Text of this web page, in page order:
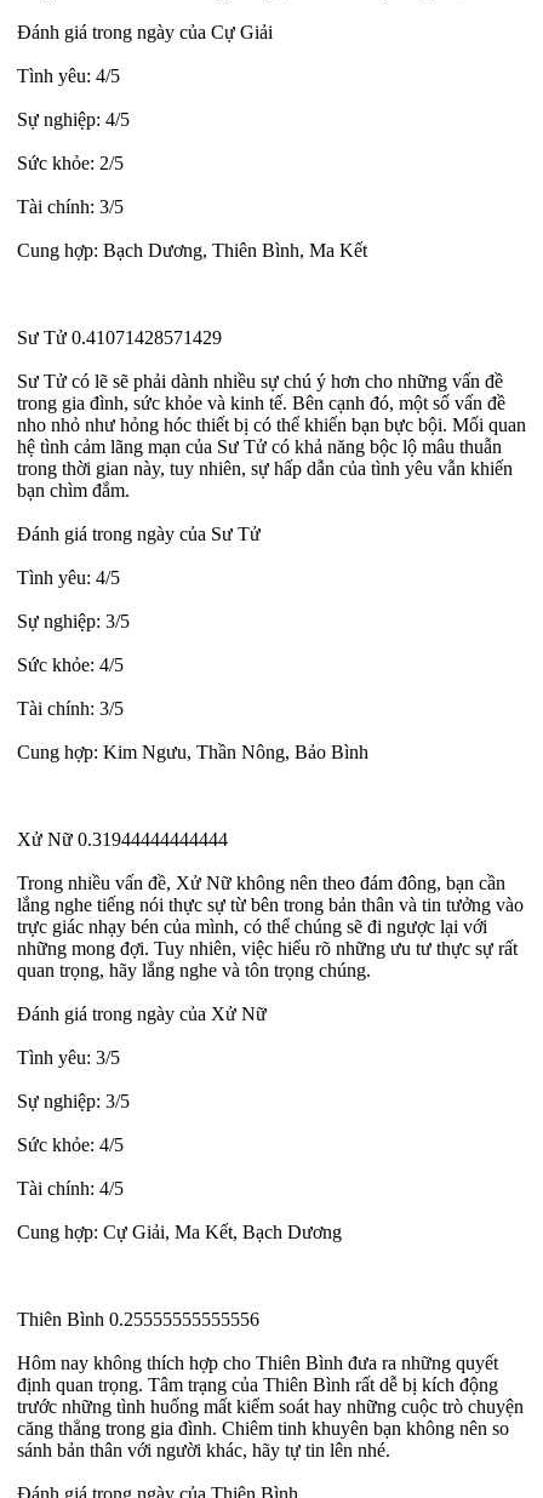
Đánh giá trong ngày của Cự Giải
Tình yêu: 4/5
Sự nghiệp: 4/5
Sức khỏe: 2/5
Tài chính: 3/5
Cung hợp: Bạch Dương, Thiên Bình, Ma Kết
Sư Tử 0.41071428571429
Sư Tử có lẽ sẽ phải dành nhiều sự chú ý hơn cho những vấn đề
trong gia đình, sức khỏe và kinh tế. Bên cạnh đó, một số vấn đề
nho nhỏ như hỏng hóc thiết bị có thể khiến bạn bực bội. Mối quan
hệ tình cảm lãng mạn của Sư Tử có khả năng bộc lộ mâu thuẫn
trong thời gian này, tuy nhiên, sự hấp dẫn của tình yêu vẫn khiến
bạn chìm đắm.
Đánh giá trong ngày của Sư Tử
Tình yêu: 4/5
Sự nghiệp: 3/5
Sức khỏe: 4/5
Tài chính: 3/5
Cung hợp: Kim Ngưu, Thần Nông, Bảo Bình
Xử Nữ 0.31944444444444
Trong nhiều vấn đề, Xử Nữ không nên theo đám đông, bạn cần
lắng nghe tiếng nói thực sự từ bên trong bản thân và tin tưởng vào
trực giác nhạy bén của mình, có thể chúng sẽ đi ngược lại với
những mong đợi. Tuy nhiên, việc hiểu rõ những ưu tư thực sự rất
quan trọng, hãy lắng nghe và tôn trọng chúng.
Đánh giá trong ngày của Xử Nữ
Tình yêu: 3/5
Sự nghiệp: 3/5
Sức khỏe: 4/5
Tài chính: 4/5
Cung hợp: Cự Giải, Ma Kết, Bạch Dương
Thiên Bình 0.25555555555556
Hôm nay không thích hợp cho Thiên Bình đưa ra những quyết
định quan trọng. Tâm trạng của Thiên Bình rất dễ bị kích động
trước những tình huống mất kiểm soát hay những cuộc trò chuyện
căng thẳng trong gia đình. Chiêm tinh khuyên bạn không nên so
sánh bản thân với người khác, hãy tự tin lên nhé.
Đánh giá trong ngày của Thiên Bình